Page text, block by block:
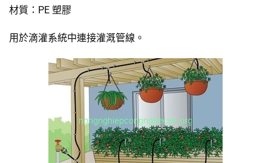
材質：PE 塑膠
用於滴灌系統中連接灌溉管線。